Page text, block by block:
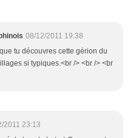
08/12/2011 19:38
tu découvres cette gérion du
si typiques.<br /> <br /> <br
2011 23:13